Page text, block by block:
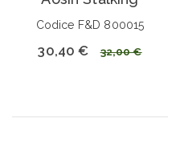
Codice F&D 800015
30,40 € 32,00 €